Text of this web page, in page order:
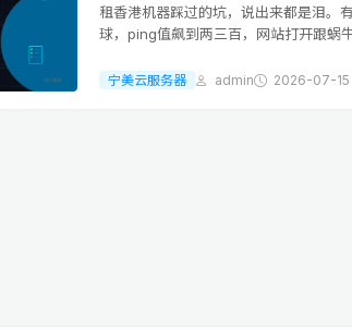
租香港机器踩过的坑，说出来都是泪。
球，ping值飙到两三百，网站打开跟蜗
16核CPU、16G内存、12...
宁美云服务器 admin 2026-07-15